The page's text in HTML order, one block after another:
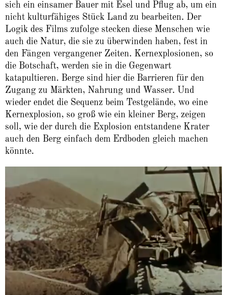
sich ein einsamer Bauer mit Esel und Pflug ab, um ein
nicht kulturfähiges Stück Land zu bearbeiten. Der
Logik des Films zufolge stecken diese Menschen wie
auch die Natur, die sie zu überwinden haben, fest in
den Fängen vergangener Zeiten. Kernexplosionen, so
die Botschaft, werden sie in die Gegenwart
katapultieren. Berge sind hier die Barrieren für den
Zugang zu Märkten, Nahrung und Wasser. Und
wieder endet die Sequenz beim Testgelände, wo eine
Kernexplosion, so groß wie ein kleiner Berg, zeigen
soll, wie der durch die Explosion entstandene Krater
auch den Berg einfach dem Erdboden gleich machen
könnte.